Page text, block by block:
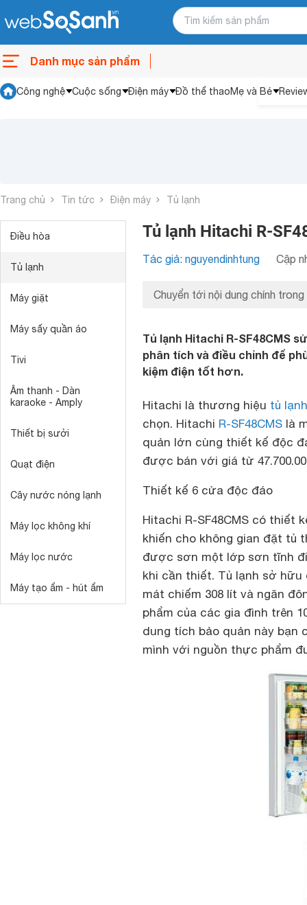
Danh mục sản phẩm
Công nghệ Cuộc sống Điện máy Đồ thể thaoMẹ và Bé
Trang chủ Tin tức Điện máy Tủ lạnh
Điều hòa
Tủ lạnh
Máy giặt
Máy sấy quần áo
Tivi
Âm thanh - Dàn
karaoke - Amply
Thiết bị sưởi
Quạt điện
Cây nước nóng lạnh
Máy lọc không khí
Máy lọc nước
Máy tạo ẩm - hút ẩm
Tủ lạnh Hitachi R-
Tác giả: nguyendinhtung Cập
Chuyển tới nội dung chính trong
Tủ lạnh Hitachi R-SF48CMS
phân tích và điều chỉnh để
kiệm điện tốt hơn.
Hitachi là thương hiệu tủ lạnh
chọn. Hitachi R-SF48CMS là
quản lớn cùng thiết kế độc
được bán với giá từ
Thiết kế 6 cửa độc đáo
Hitachi R-SF48CMS có thiết
khiến cho không gian đặt tủ
được sơn một lớp sơn tĩnh
khi cần thiết. Tủ lạnh sở
mát chiếm 308 lít và ngăn
phẩm của các gia đình trên
dung tích bảo quản này bạn
mình với nguồn thực phẩm